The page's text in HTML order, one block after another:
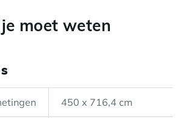
moet weten
450 x 716,4 cm